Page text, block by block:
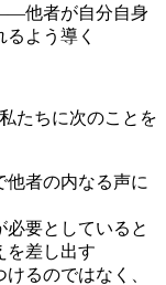
他者が自分自身
よう導く
たちに次のことを
者の内なる声に
要としていると
を差し出す
るのではなく、